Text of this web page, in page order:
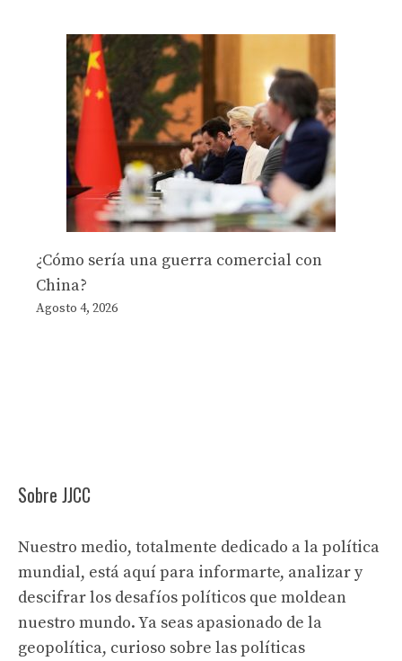
¿Cómo sería una guerra comercial con
China?
Agosto 4, 2026
Sobre JJCC
Nuestro medio, totalmente dedicado a la política
mundial, está aquí para informarte, analizar y
descifrar los desafíos políticos que moldean
nuestro mundo. Ya seas apasionado de la
geopolítica, curioso sobre las políticas